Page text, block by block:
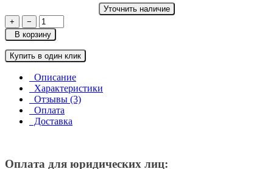
Уточнить наличие
+
−
В корзину
Купить в один клик
Описание
Характеристики
Отзывы (3)
Оплата
Доставка
Оплата для юридических лиц: